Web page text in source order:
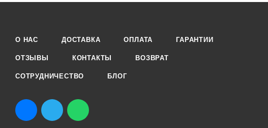
О НАС ДОСТАВКА ОПЛАТА ГАРАНТИИ
ОТЗЫВЫ КОНТАКТЫ ВОЗВРАТ
СОТРУДНИЧЕСТВО БЛОГ